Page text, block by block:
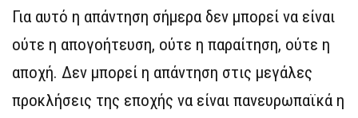
Για αυτό η απάντηση σήμερα δεν μπορεί να είναι
ούτε η απογοήτευση, ούτε η παραίτηση, ούτε η
αποχή. Δεν μπορεί η απάντηση στις μεγάλες
προκλήσεις της εποχής να είναι πανευρωπαϊκά η